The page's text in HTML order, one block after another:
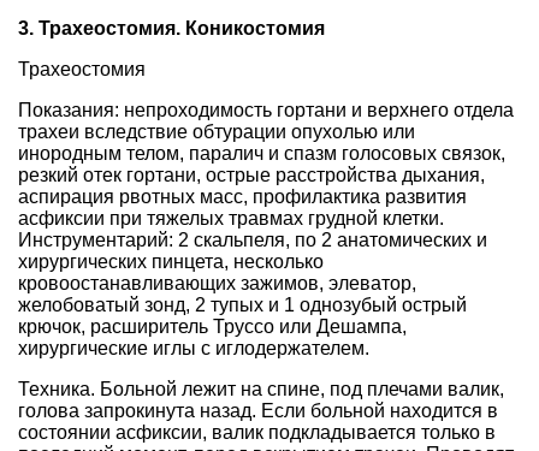
3. Трахеостомия. Коникостомия
Трахеостомия
Показания: непроходимость гортани и верхнего отдела
трахеи вследствие обтурации опухолью или
инородным телом, паралич и спазм голосовых связок,
резкий отек гортани, острые расстройства дыхания,
аспирация рвотных масс, профилактика развития
асфиксии при тяжелых травмах грудной клетки.
Инструментарий: 2 скальпеля, по 2 анатомических и
хирургических пинцета, несколько
кровоостанавливающих зажимов, элеватор,
желобоватый зонд, 2 тупых и 1 однозубый острый
крючок, расширитель Труссо или Дешампа,
хирургические иглы с иглодержателем.
Техника. Больной лежит на спине, под плечами валик,
голова запрокинута назад. Если больной находится в
состоянии асфиксии, валик подкладывается только в